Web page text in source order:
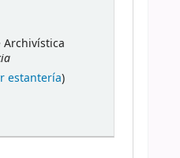
Archivística
estantería)